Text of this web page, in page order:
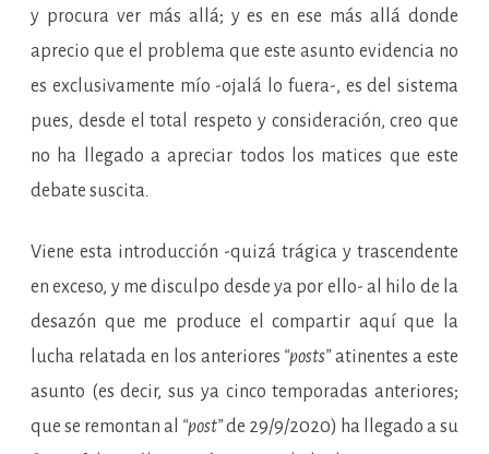
y procura ver más allá; y es en ese más allá donde
aprecio que el problema que este asunto evidencia no
es exclusivamente mío -ojalá lo fuera-, es del sistema
pues, desde el total respeto y consideración, creo que
no ha llegado a apreciar todos los matices que este
debate suscita.
Viene esta introducción -quizá trágica y trascendente
en exceso, y me disculpo desde ya por ello- al hilo de la
desazón que me produce el compartir aquí que la
lucha relatada en los anteriores “posts”atinentes a este
asunto (es decir, sus ya cinco temporadas anteriores;
que se remontan al “post”de 29/9/2020) ha llegado a su